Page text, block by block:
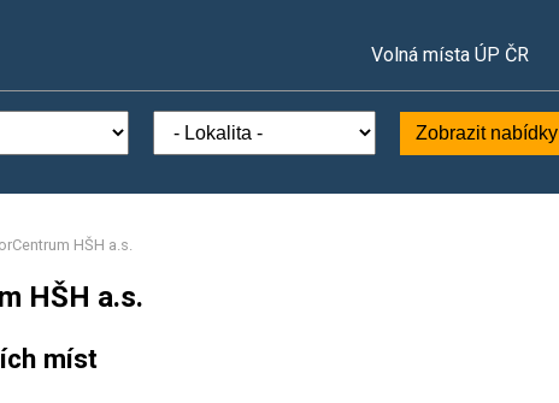
Volná místa ÚP ČR
Zobrazit nabídky
HŠH a.s.
HŠH a.s.
míst